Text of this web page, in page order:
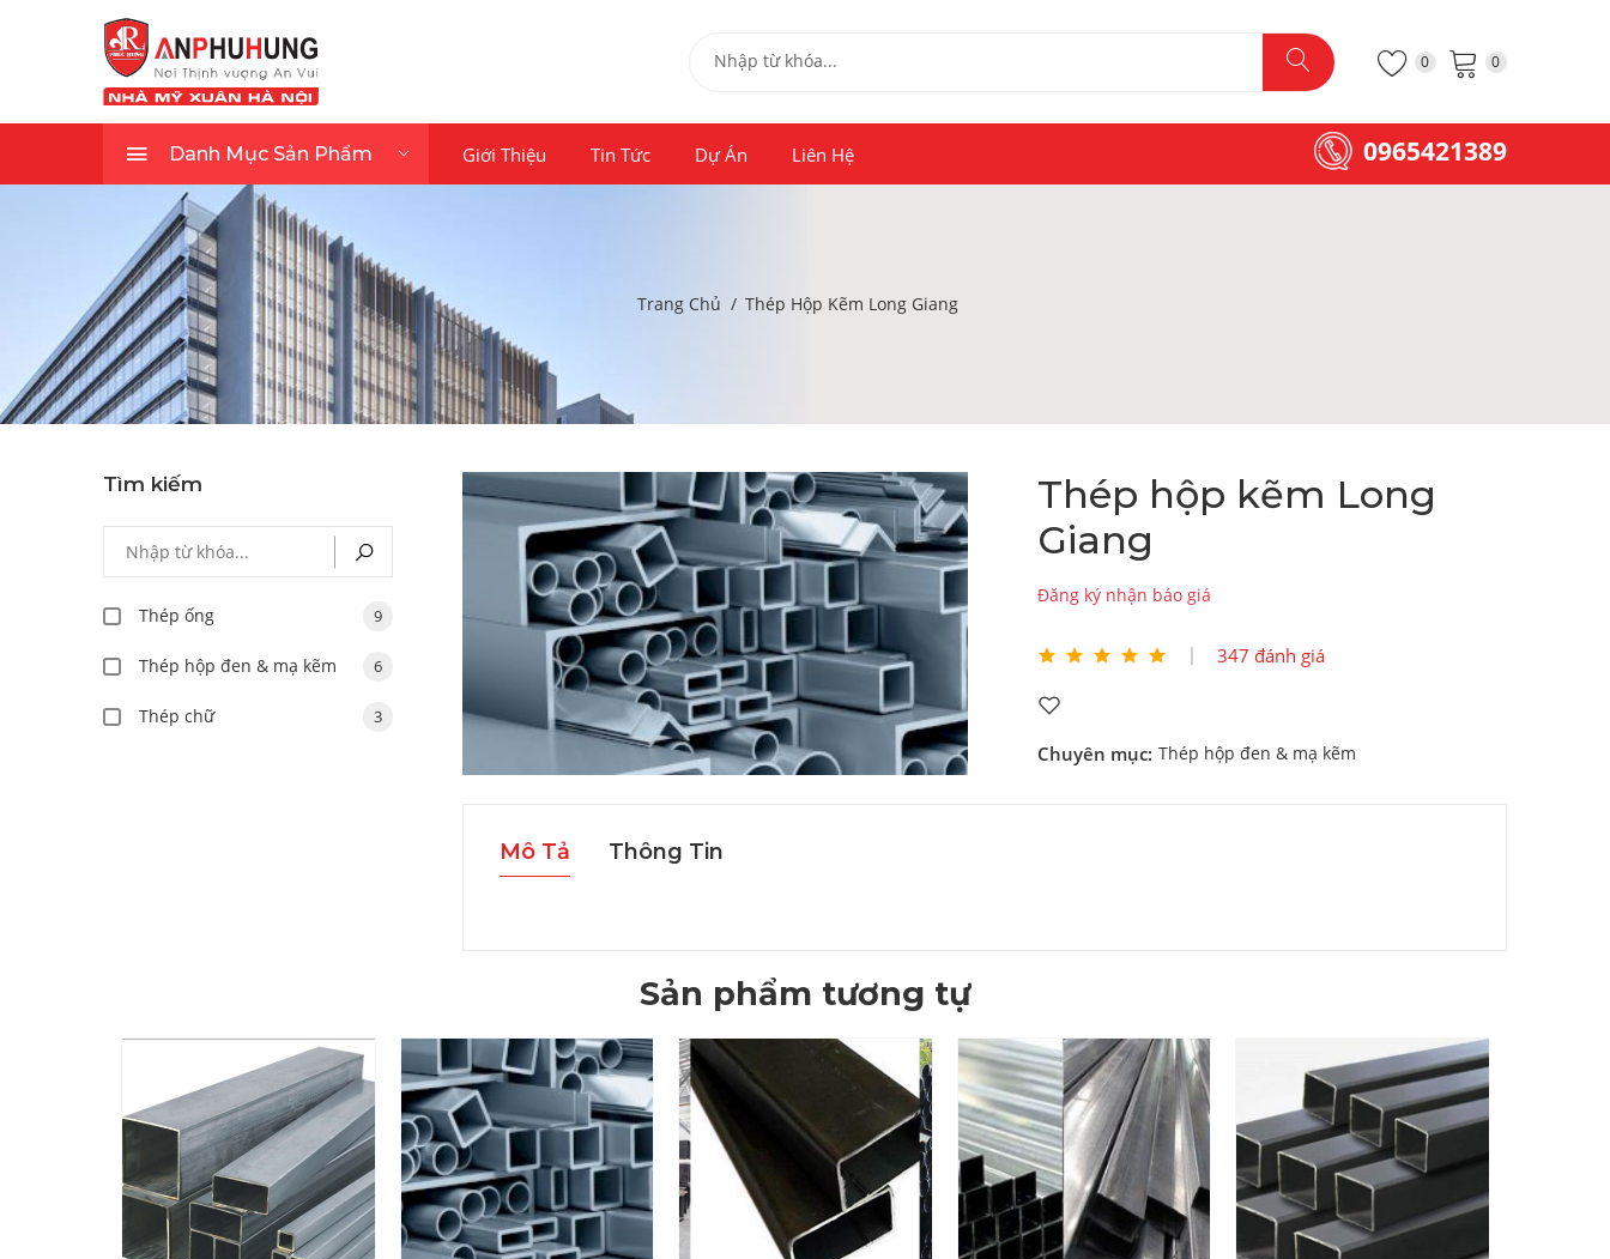
0 0
Danh Mục Sản Phẩm Giới Thiệu Tin Tức Dự Án Liên Hệ 0965421389
Trang Chủ Thép Hộp Kẽm Long Giang
Thép hộp kẽm Long
Giang
Đăng ký nhận báo giá
347 đánh giá
Chuyên mục: Thép hộp đen & mạ kẽm
Mô Tả Thông Tin
Tìm kiếm
Thép ống 9
Thép hộp đen & mạ kẽm 6
Thép chữ 3
Sản phẩm tương tự